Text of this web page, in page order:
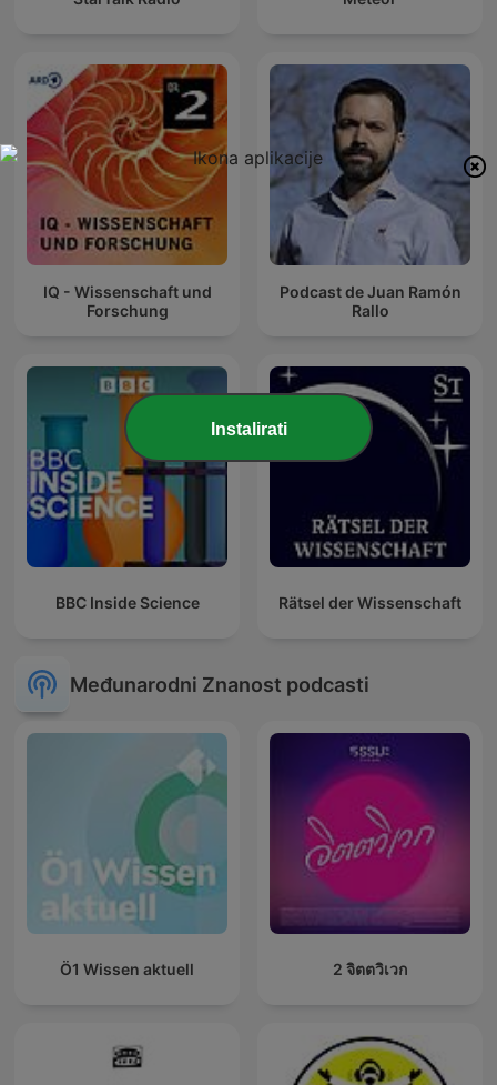
IQ - Wissenschaft und
Forschung
Podcast de Juan Ramón
Rallo
BBC Inside Science Rätsel der Wissenschaft
Međunarodni Znanost podcasti
Ö1 Wissen aktuell 2 จิตตวิเวก
Instalirati